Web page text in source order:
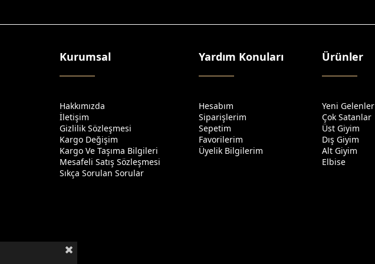
Kurumsal
Hakkımızda
İletişim
Gizlilik Sözleşmesi
Kargo Değişim
Kargo Ve Taşıma Bilgileri
Mesafeli Satış Sözleşmesi
Sıkça Sorulan Sorular
Yardım Konuları
Hesabım
Siparişlerim
Sepetim
Favorilerim
Üyelik Bilgilerim
Ürünler
Yeni Gelenler
Çok Satanlar
Üst Giyim
Dış Giyim
Alt Giyim
Elbise